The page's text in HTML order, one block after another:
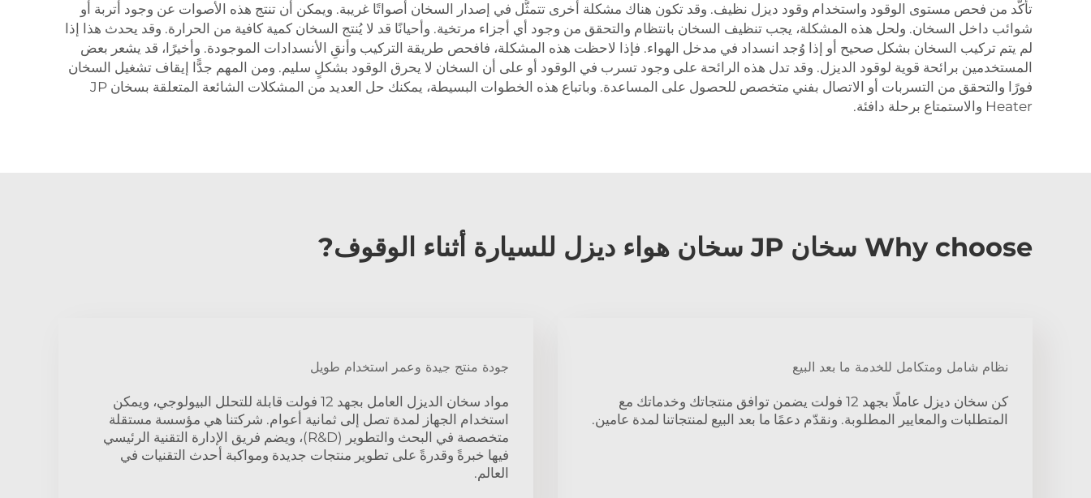
تأكَّد من فحص مستوى الوقود واستخدام وقود ديزل نظيف. وقد تكون هناك مشكلة أخرى تتمثَّل في إصدار السخان أصواتًا غريبة. ويمكن أن تنتج هذه الأصوات عن وجود أتربة أو
شوائب داخل السخان. ولحل هذه المشكلة، يجب تنظيف السخان بانتظام والتحقق من وجود أي أجزاء مرتخية. وأحيانًا قد لا يُنتج السخان كمية كافية من الحرارة. وقد يحدث هذا إذا
لم يتم تركيب السخان بشكل صحيح أو إذا وُجد انسداد في مدخل الهواء. فإذا لاحظت هذه المشكلة، فافحص طريقة التركيب وأنقِ الأنسدادات الموجودة. وأخيرًا، قد يشعر بعض
المستخدمين برائحة قوية لوقود الديزل. وقد تدل هذه الرائحة على وجود تسرب في الوقود أو على أن السخان لا يحرق الوقود بشكلٍ سليم. ومن المهم جدًّا إيقاف تشغيل السخان
فورًا والتحقق من التسربات أو الاتصال بفني متخصص للحصول على المساعدة. وباتباع هذه الخطوات البسيطة، يمكنك حل العديد من المشكلات الشائعة المتعلقة بسخان JP
Heater والاستمتاع برحلة دافئة.
Why choose سخان JP سخان هواء ديزل للسيارة أثناء الوقوف?
نظام شامل ومتكامل للخدمة ما بعد البيع
كن سخان ديزل عاملًا بجهد 12 فولت يضمن توافق منتجاتك وخدماتك مع
المتطلبات والمعايير المطلوبة. ونقدّم دعمًا ما بعد البيع لمنتجاتنا لمدة عامين.
جودة منتج جيدة وعمر استخدام طويل
مواد سخان الديزل العامل بجهد 12 فولت قابلة للتحلل البيولوجي، ويمكن
استخدام الجهاز لمدة تصل إلى ثمانية أعوام. شركتنا هي مؤسسة مستقلة
متخصصة في البحث والتطوير (R&D)، ويضم فريق الإدارة التقنية الرئيسي
فيها خبرةً وقدرةً على تطوير منتجات جديدة ومواكبة أحدث التقنيات في
العالم.